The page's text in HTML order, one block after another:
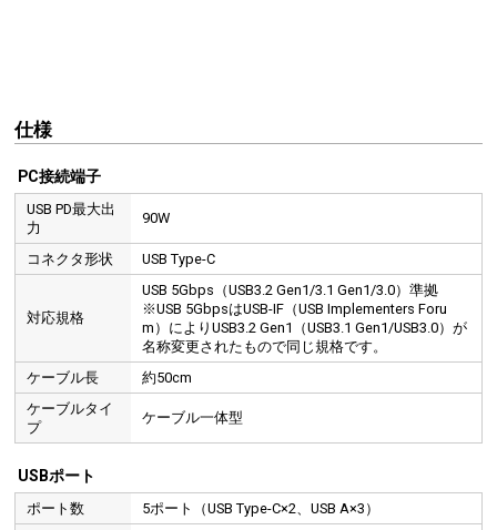
USB Type-CポートはUSB PD（100W）に対応しています。PD対応のACアダプタを使用して、最大
仕様
PC接続端子
USB PD最大出
力
90W
コネクタ形状 USB Type-C
対応規格
USB 5Gbps（USB3.2 Gen1/3.1 Gen1/3.0）準拠
※USB 5GbpsはUSB-IF（USB Implementers Foru
m）によりUSB3.2 Gen1（USB3.1 Gen1/USB3.0）が
名称変更されたもので同じ規格です。
ケーブル長
約50cm
ケーブルタイ
プ
ケーブル一体型
USBポート
ポート数 5ポート（USB Type-C×2、USB A×3）